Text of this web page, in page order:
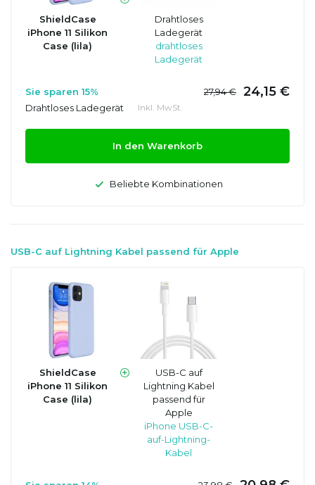
ShieldCase
iPhone 11 Silikon
Case (lila)
Drahtloses
Ladegerät
drahtloses
Ladegerät
Sie sparen 15% 27,94 € 24,15 €
Drahtloses Ladegerät Inkl. MwSt.
In den Warenkorb
Beliebte Kombinationen
USB-C auf Lightning Kabel passend für Apple
ShieldCase
iPhone 11 Silikon
Case (lila)
USB-C auf
Lightning Kabel
passend für
Apple
iPhone USB-C-
auf-Lightning-
Kabel